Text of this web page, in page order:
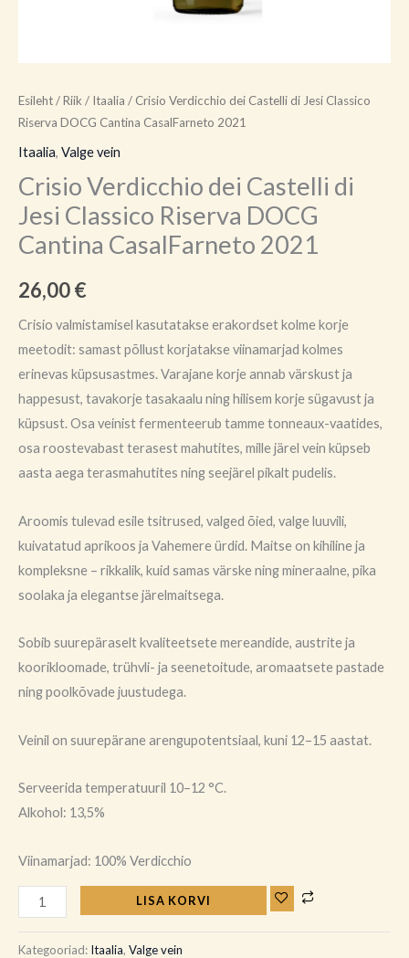
Esileht/Riik / Itaalia / Crisio Verdicchio dei Castelli di Jesi Classico
Riserva DOCG Cantina CasalFarneto 2021
Itaalia, Valge vein
Crisio Verdicchio dei Castelli di
Jesi Classico Riserva DOCG
Cantina CasalFarneto 2021
26,00€
Crisio valmistamisel kasutatakse erakordset kolme korje
meetodit: samast põllust korjatakse viinamarjad kolmes
erinevas küpsusastmes. Varajane korje annab värskust ja
happesust, tavakorje tasakaalu ning hilisem korje sügavust ja
küpsust. Osa veinist fermenteerub tamme tonneaux-vaatides,
osa roostevabast terasest mahutites, mille järel vein küpseb
aasta aega terasmahutites ning seejärel pikalt pudelis.
Aroomis tulevad esile tsitrused, valged õied, valge luuvili,
kuivatatud aprikoos ja Vahemere ürdid. Maitse on kihiline ja
kompleksne – rikkalik, kuid samas värske ning mineraalne, pika
soolaka ja elegantse järelmaitsega.
Sobib suurepäraselt kvaliteetsete mereandide, austrite ja
koorikloomade, trühvli- ja seenetoitude, aromaatsete pastade
ning poolkõvade juustudega.
Veinil on suurepärane arengupotentsiaal, kuni 12–15 aastat.
Serveerida temperatuuril 10–12 °C.
Alkohol: 13,5%
Viinamarjad: 100% Verdicchio
LISA KORVI
Kategooriad: Itaalia, Valge vein